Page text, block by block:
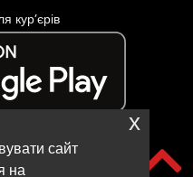
кур’єрів
сайт
на
x